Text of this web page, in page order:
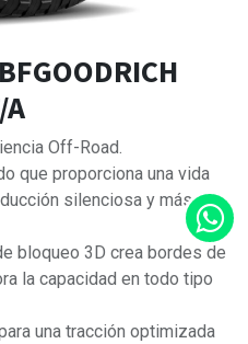
A
Off-Road.
que proporciona una vida
silenciosa y más
bloqueo 3D crea bordes de
la capacidad en todo tipo
una tracción optimizada